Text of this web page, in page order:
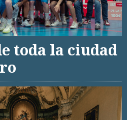
toda la ciudad